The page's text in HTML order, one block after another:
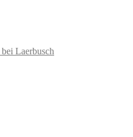
bei Laerbusch